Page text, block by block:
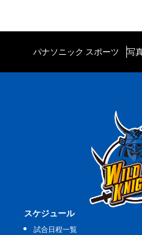
パナソニック スポーツ 写
スケジュール
試合日程一覧